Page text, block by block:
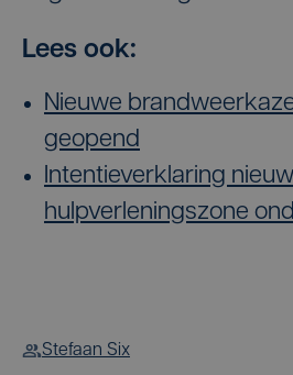
Lees ook:
Nieuwe
geopend
Intentieverklaring
hulpverleningszone
Stefaan Six